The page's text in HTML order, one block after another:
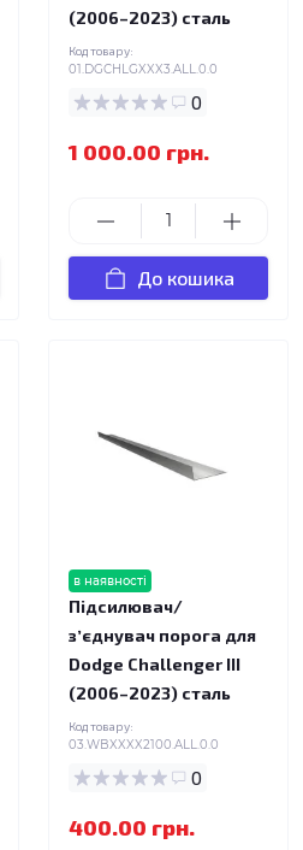
(2006–2023) сталь
Код товару:
01.DGCHLGXXX3.ALL.0.0
0
1 000.00 грн.
До кошика
в наявності
Підсилювач/
зʼєднувач порога для
Dodge Challenger III
(2006–2023) сталь
Код товару:
03.WBXXXX2100.ALL.0.0
0
400.00 грн.